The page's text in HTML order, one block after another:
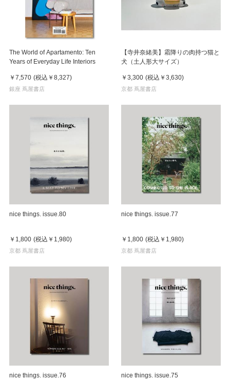
The World of Apartamento: Ten
Years of Everyday Life Interiors
￥7,570 (税込 ￥8,327)
銀座 蔦屋書店
【寺井奈緒美】霜降りの肉持つ猫と
犬（土人形大サイズ）
￥3,300 (税込 ￥3,630)
京都 蔦屋書店
nice things. issue.80
￥1,800 (税込 ￥1,980)
京都 蔦屋書店
nice things. issue.77
￥1,800 (税込 ￥1,980)
京都 蔦屋書店
nice things. issue.76 nice things. issue.75